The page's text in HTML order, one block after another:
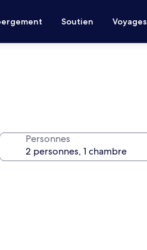
Soutien Voyages
Personnes